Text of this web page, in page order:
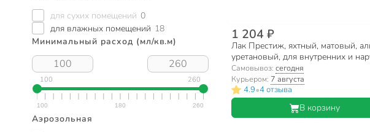
для сухих помещений 0
для влажных помещений 18
Минимальный расход (мл/кв.м)
100 260
Аэрозольная
1 204 ₽
Лак Престиж, яхтный, матовый,
уретановый, для внутренних и
работ, 1.9 л
Самовывоз: сегодня
Курьером: 7 августа
4.9•4 отзыва
В корзину